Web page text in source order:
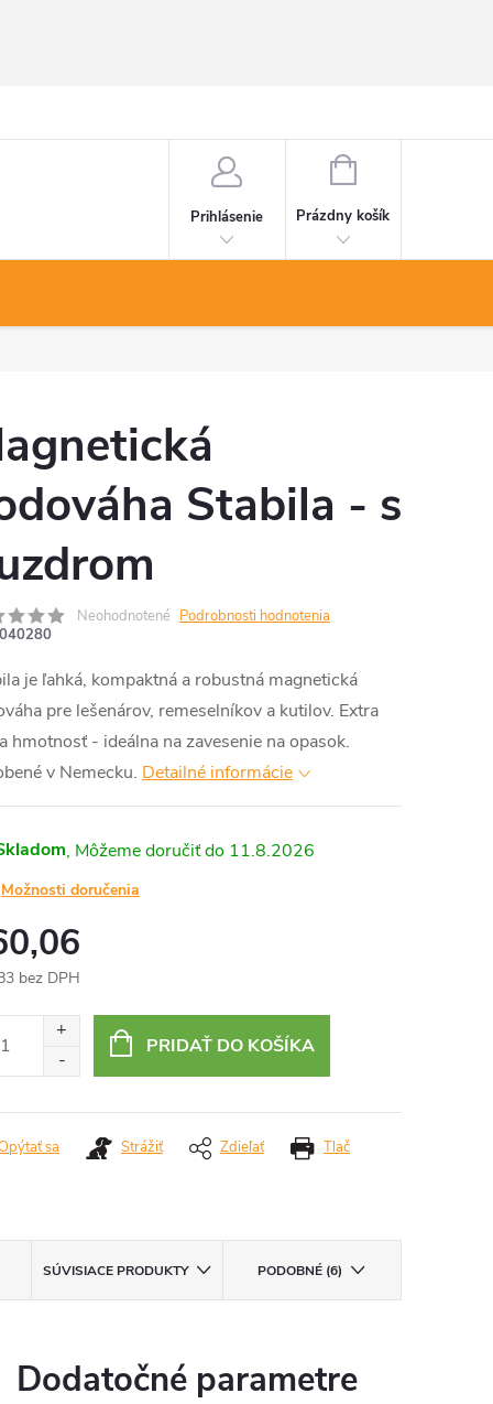
Prihlásenie
NÁKUPNÝ
Prázdny košík
Stabila - s
Neohodnotené Podrobnosti hodnotenia
040280
je ľahká, kompaktná a robustná magnetická
pre lešenárov, remeselníkov a kutilov. Extra
hmotnosť - ideálna na zavesenie na opasok.
v Nemecku. Detailné informácie
11.8.2026
Možnosti doručenia
bez DPH
PRIDAŤ DO KOŠÍKA
Tlač
sa Strážiť Zdieľať
SÚVISIACE PRODUKTY PODOBNÉ (6)
Dodatočné parametre